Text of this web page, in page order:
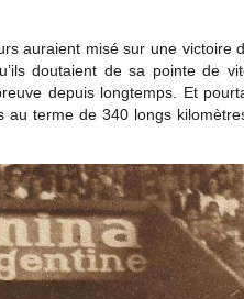
auraient misé sur une victoire
doutaient de sa pointe de
depuis longtemps. Et
terme de 340 longs